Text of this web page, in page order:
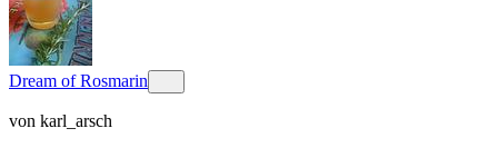
Dream of Rosmarin
von karl_arsch